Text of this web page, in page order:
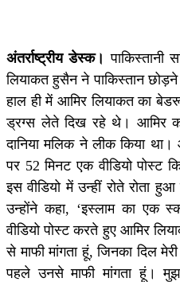
अंतर्राष्ट्रीय डेस्क। पाकिस्तानी
लियाकत हुसैन ने पाकिस्तान
हाल ही में आमिर लियाकत का
ड्रग्स लेते दिख रहे थे। आमिर का
दानिया मलिक ने लीक किया
पर 52 मिनट एक वीडियो पोस्ट
इस वीडियो में उन्हीं रोते रोता
उन्होंने कहा, ‘इस्लाम का एक
वीडियो पोस्ट करते हुए आमिर
से माफी मांगता हूं, जिनका दिल
पहले उनसे माफी मांगता हूं।